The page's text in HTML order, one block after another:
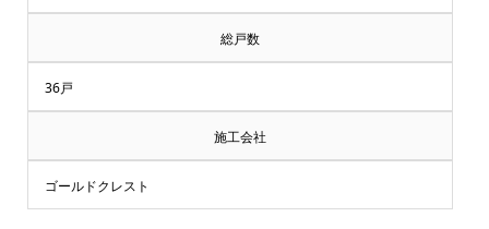
総戸数
36戸
施工会社
ゴールドクレスト